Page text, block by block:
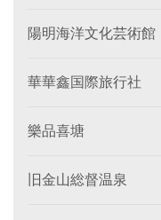
陽明海洋文化芸術館
華華鑫国際旅行社
樂品喜塘
旧金山総督温泉